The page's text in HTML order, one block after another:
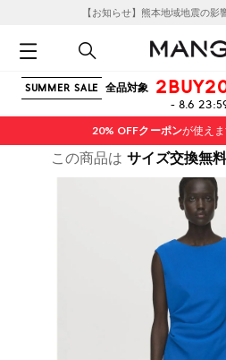
【お知らせ】熊本地域地震の影
SUMMER SALE 全品対象
- 8.6
20% OFFクーポンが使え
この商品は サイズ交換無